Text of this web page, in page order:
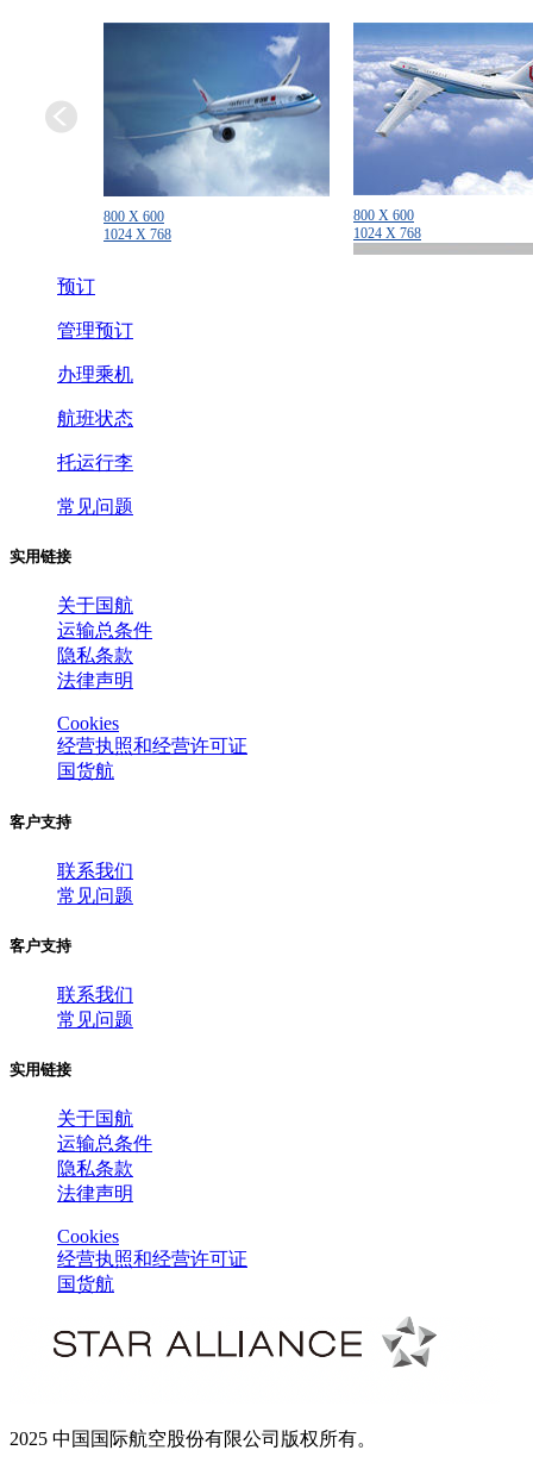
国航带您发现中国之美
800 X 600
1024 X 768
800 X 600
1024 X 768
800 X 600
1024 X 768
预订
管理预订
办理乘机
航班状态
托运行李
常见问题
实用链接
关于国航
运输总条件
隐私条款
法律声明
Cookies
经营执照和经营许可证
国货航
客户支持
联系我们
常见问题
客户支持
联系我们
常见问题
实用链接
关于国航
运输总条件
隐私条款
法律声明
Cookies
经营执照和经营许可证
国货航
2025 中国国际航空股份有限公司版权所有。